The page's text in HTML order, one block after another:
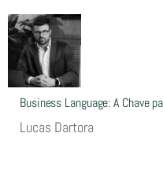
Business Language: A Chave
Lucas Dartora